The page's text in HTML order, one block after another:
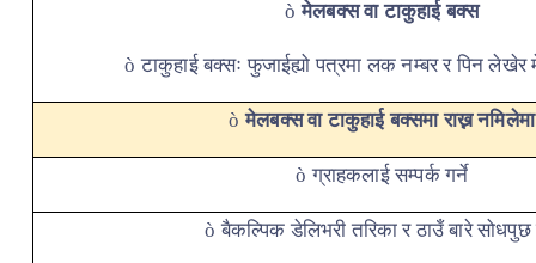
ò मेलबक्स वा टाकुहाई बक्स
ò टाकुहाई बक्सः फुजाईह्यो पत्रमा लक नम्बर र पिन लेखेर
ò मेलबक्स वा टाकुहाई बक्समा राख्न नमिलेमा
ò ग्राहकलाई सम्पर्क गर्ने
ò बैकल्पिक डेलिभरी तरिका र ठाउँ बारे सोधपुछ